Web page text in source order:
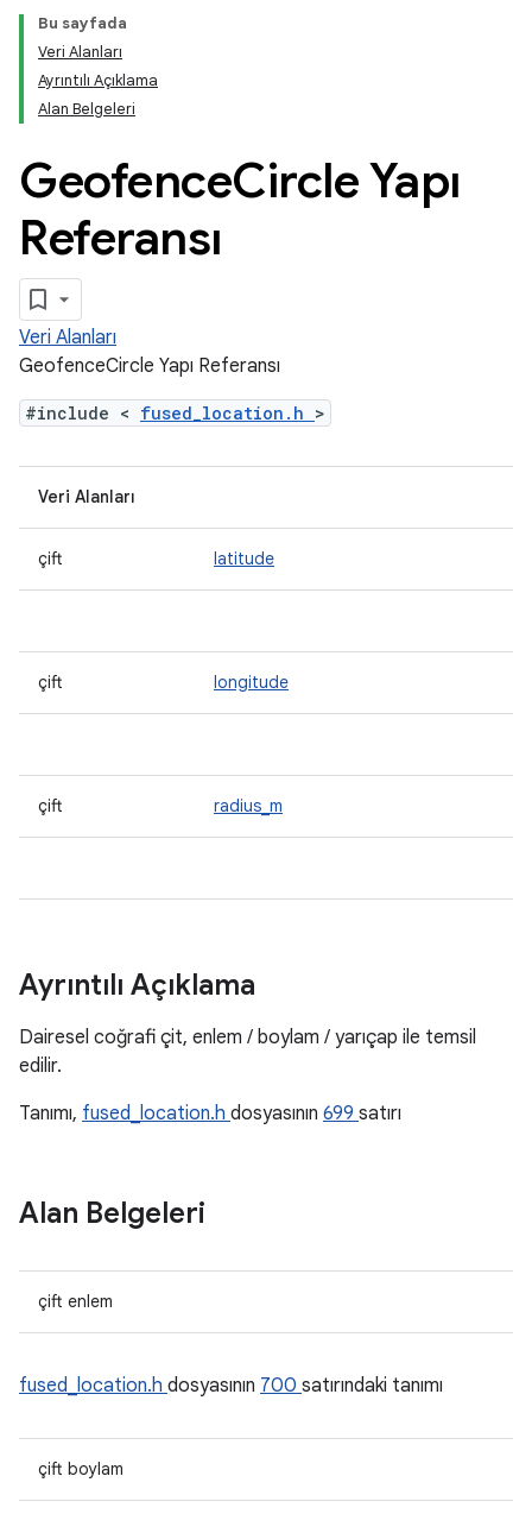
Bu sayfada
Veri Alanları
Ayrıntılı Açıklama
Alan Belgeleri
GeofenceCircle Yapı
Referansı
Veri Alanları
GeofenceCircle Yapı Referansı
#include < fused_location.h >
Veri Alanları
çift latitude
çift longitude
çift radius_m
Ayrıntılı Açıklama
Dairesel coğrafi çit, enlem / boylam / yarıçap ile temsil
edilir.
Tanımı, fused_location.h dosyasının 699 satırı
Alan Belgeleri
çift enlem
fused_location.h dosyasının 700 satırındaki tanımı
çift boylam